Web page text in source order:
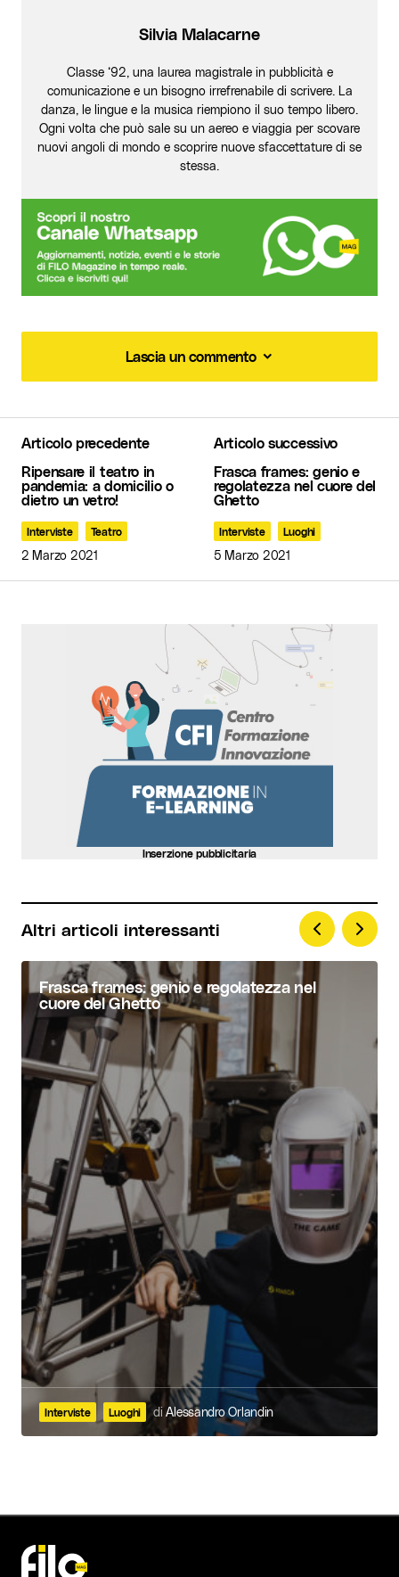
Silvia Malacarne
Classe ‘92, una laurea magistrale in pubblicità e
comunicazione e un bisogno irrefrenabile di scrivere. La
danza, le lingue e la musica riempiono il suo tempo libero.
Ogni volta che può sale su un aereo e viaggia per scovare
nuovi angoli di mondo e scoprire nuove sfaccettature di se
stessa.
Lascia un commento
Il tuo indirizzo email non sarà pubblicato.
campi obbligatori sono contrassegnati*
Commento*
Your E-mail*
Invia commento
Articolo precedente
Ripensare il teatro in
pandemia: a domicilio o
dietro un vetro!
Interviste Teatro
2 Marzo 2021
Articolo successivo
Frasca frames: genio e
regolatezza nel cuore del
Ghetto
Interviste Luoghi
5 Marzo 2021
Inserzione pubblicitaria
Altri articoli interessanti
Frasca frames: genio e regolatezza nel
cuore del Ghetto
Interviste Luoghi di Alessandro Orlandin